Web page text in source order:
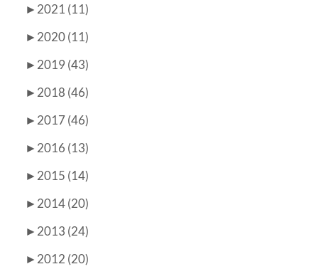
► 2021 (11)
► 2020 (11)
► 2019 (43)
► 2018 (46)
► 2017 (46)
► 2016 (13)
► 2015 (14)
► 2014 (20)
► 2013 (24)
► 2012 (20)